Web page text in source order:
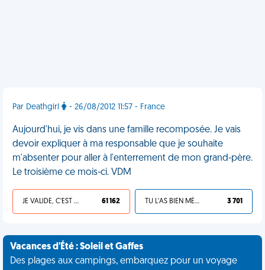
Par Deathgirl - 26/08/2012 11:57 - France
Aujourd'hui, je vis dans une famille recomposée. Je vais
devoir expliquer à ma responsable que je souhaite
m'absenter pour aller à l'enterrement de mon grand-père.
Le troisième ce mois-ci. VDM
JE VALIDE, C'EST UNE VDM 61 162 TU L'AS BIEN MÉRITÉ 3 701
Vacances d'Été : Soleil et Gaffes
Des plages aux campings, embarquez pour un voyage